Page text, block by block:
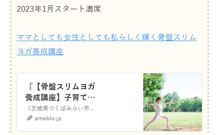
2023年1月スタート満席
ママとしても女性としても私らしく輝く骨盤スリム
ヨガ養成講座
『【骨盤スリムヨガ
養成講座】子育ても
仕事も諦めない！マ
マとしても女性とし
ても私らしく輝く』
《茨城県つくばみらい市》 今日からずーっとご機嫌ママに今の私を１２０％楽しんで幸せ子育ても叶えるヨガインストラクター なまいあゆみです ベビママヨガ・骨盤スリ…
ameblo.jp